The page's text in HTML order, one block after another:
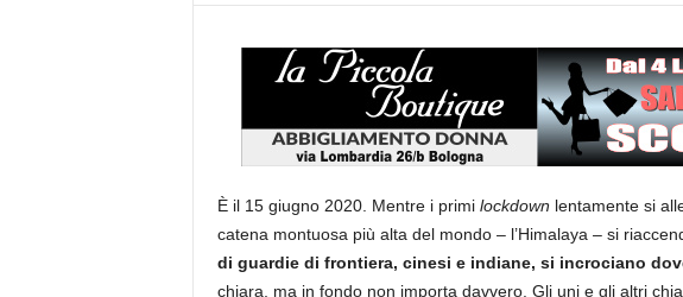
È il 15 giugno 2020. Mentre i primi lockdown lentamente si
catena montuosa più alta del mondo – l’Himalaya – si
di guardie di frontiera, cinesi e indiane, si incrociano
chiara, ma in fondo non importa davvero. Gli uni e gli altri